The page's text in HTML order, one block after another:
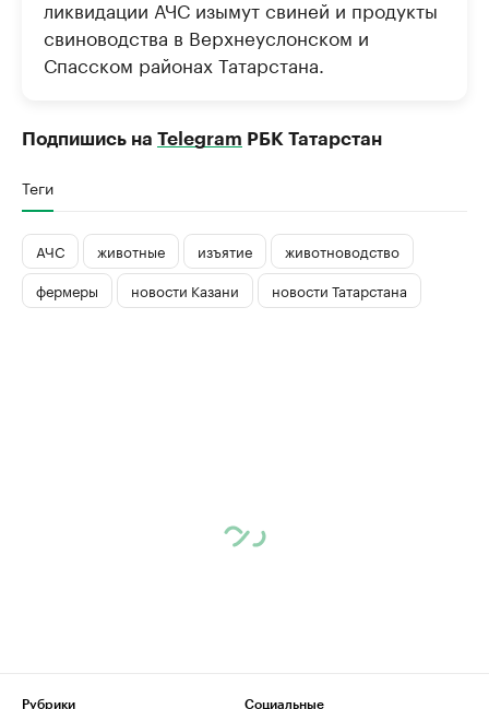
ликвидации АЧС изымут свиней и продукты
свиноводства в Верхнеуслонском и
Спасском районах Татарстана.
Подпишись на Telegram РБК Татарстан
Теги
АЧС животные изъятие
животноводство
фермеры
новости Казани новости Татарстана
Рубрики
Социальные